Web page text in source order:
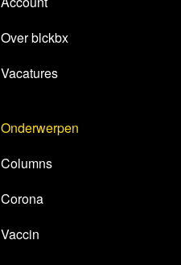
Over blckbx
Vacatures
Onderwerpen
Columns
Corona
Vaccin